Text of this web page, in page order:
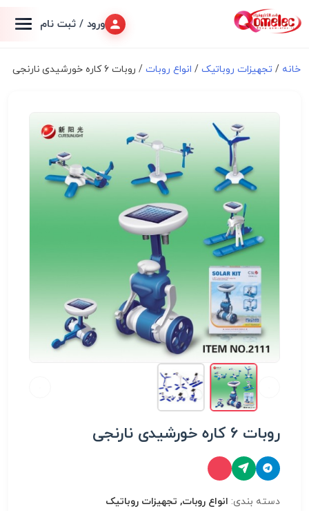
ورود / ثبت نام
خانه /تجهیزات روباتیک / انواع روبات/ روبات 6 کاره خورشیدی نارنجی
روبات 6 کاره خورشیدی نارنجی
دسته بندی: انواع روبات, تجهیزات روباتیک